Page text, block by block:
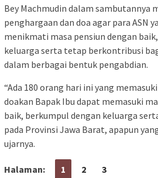
Bey Machmudin dalam sambutannya
penghargaan dan doa agar para ASN
menikmati masa pensiun dengan
keluarga serta tetap berkontribusi
dalam berbagai bentuk pengabdian.
“Ada 180 orang hari ini yang
doakan Bapak Ibu dapat memasuki
baik, berkumpul dengan keluarga
pada Provinsi Jawa Barat, apapun
ujarnya.
Halaman: 1 2 3